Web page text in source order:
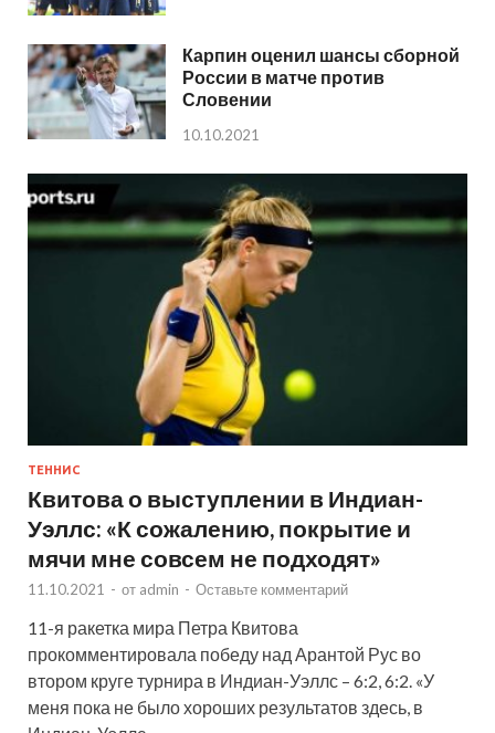
Карпин оценил шансы сборной
России в матче против
Словении
10.10.2021
ТЕННИС
Квитова о выступлении в Индиан-
Уэллс: «К сожалению, покрытие и
мячи мне совсем не подходят»
11.10.2021 - от admin - Оставьте комментарий
11-я ракетка мира Петра Квитова
прокомментировала победу над Арантой Рус во
втором круге турнира в Индиан-Уэллс – 6:2, 6:2. «У
меня пока не было хороших результатов здесь, в